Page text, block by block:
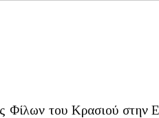
του Κρασιού στην